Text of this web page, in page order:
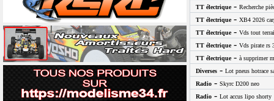
TT électrique- Recherche
TT électrique- XB4 2026
TT électrique- Vds tout
TT électrique- Vds pirate rs
TT électrique- à supprimer
Diverses - Lot pneus hotrace
Radio - Skyrc D200 neo
Radio - Lot accus lipo shorty